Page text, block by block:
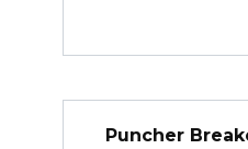
Puncher